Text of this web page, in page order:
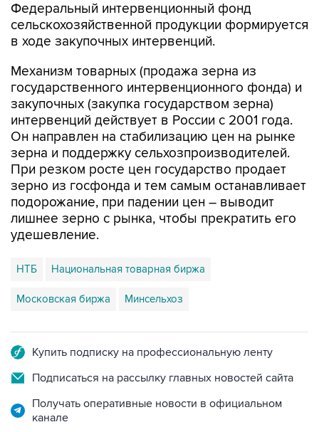
Федеральный интервенционный фонд
сельскохозяйственной продукции формируется
в ходе закупочных интервенций.
Механизм товарных (продажа зерна из
государственного интервенционного фонда) и
закупочных (закупка государством зерна)
интервенций действует в России с 2001 года.
Он направлен на стабилизацию цен на рынке
зерна и поддержку сельхозпроизводителей.
При резком росте цен государство продает
зерно из госфонда и тем самым останавливает
подорожание, при падении цен – выводит
лишнее зерно с рынка, чтобы прекратить его
удешевление.
НТБ Национальная товарная биржа
Московская биржа Минсельхоз
Купить подписку на профессиональную ленту
Подписаться на рассылку главных новостей сайта
Получать оперативные новости в официальном
канале